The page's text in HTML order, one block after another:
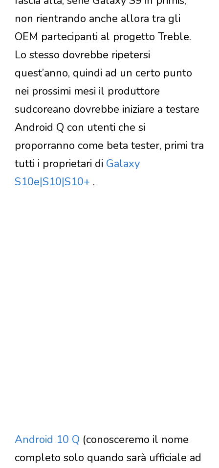
non rientrando anche allora tra gli
OEM partecipanti al progetto Treble.
Lo stesso dovrebbe ripetersi
quest’anno, quindi ad un certo punto
nei prossimi mesi il produttore
sudcoreano dovrebbe iniziare a testare
Android Q con utenti che si
proporranno come beta tester, primi tra
tutti i proprietari di Galaxy
S10e|S10|S10+ .
Android 10 Q (conosceremo il nome
completo solo quando sarà ufficiale ad